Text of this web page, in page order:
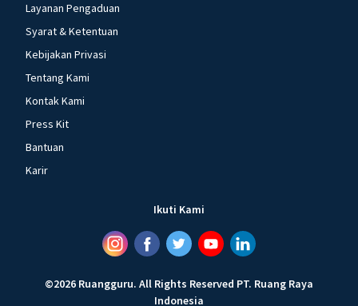
Layanan Pengaduan
Syarat & Ketentuan
Kebijakan Privasi
Tentang Kami
Kontak Kami
Press Kit
Bantuan
Karir
Ikuti Kami
©2026 Ruangguru. All Rights Reserved PT. Ruang Raya
Indonesia